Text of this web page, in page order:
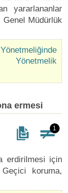
yararlananlar
Genel Müdürlük
Yönetmelik
ermesi
1
erdirilmesi için
Geçici koruma,